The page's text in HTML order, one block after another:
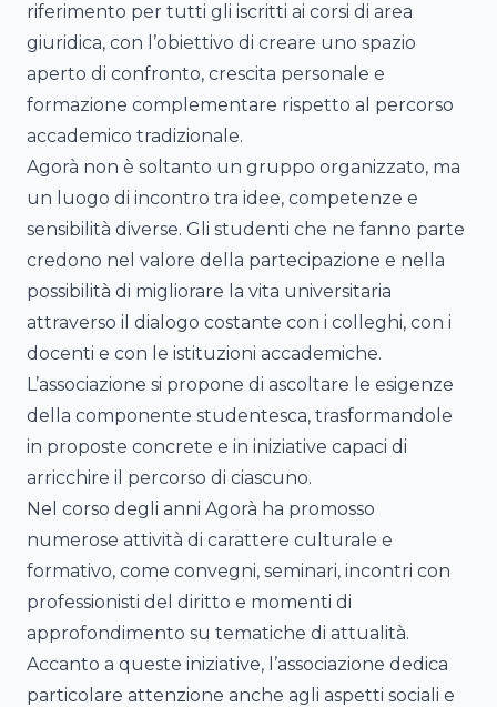
riferimento per tutti gli iscritti ai corsi di area
giuridica, con l’obiettivo di creare uno spazio
aperto di confronto, crescita personale e
formazione complementare rispetto al percorso
accademico tradizionale.
Agorà non è soltanto un gruppo organizzato, ma
un luogo di incontro tra idee, competenze e
sensibilità diverse. Gli studenti che ne fanno parte
credono nel valore della partecipazione e nella
possibilità di migliorare la vita universitaria
attraverso il dialogo costante con i colleghi, con i
docenti e con le istituzioni accademiche.
L’associazione si propone di ascoltare le esigenze
della componente studentesca, trasformandole
in proposte concrete e in iniziative capaci di
arricchire il percorso di ciascuno.
Nel corso degli anni Agorà ha promosso
numerose attività di carattere culturale e
formativo, come convegni, seminari, incontri con
professionisti del diritto e momenti di
approfondimento su tematiche di attualità.
Accanto a queste iniziative, l’associazione dedica
particolare attenzione anche agli aspetti sociali e